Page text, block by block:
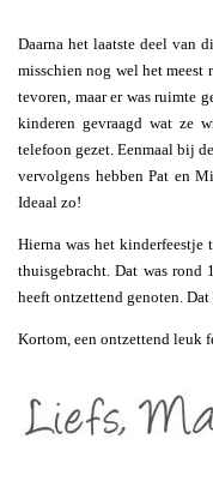
Daarna het laatste deel van
misschien nog wel het meest
tevoren, maar er was ruimte
kinderen gevraagd wat ze
telefoon gezet. Eenmaal bij
vervolgens hebben Pat en
Ideaal zo!
Hierna was het kinderfeestje
thuisgebracht. Dat was rond
heeft ontzettend genoten.
Kortom, een ontzettend leuk